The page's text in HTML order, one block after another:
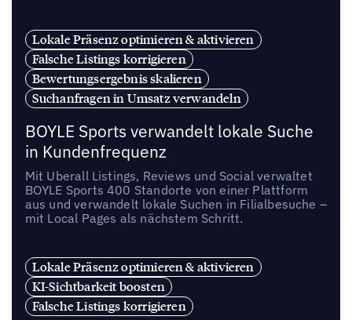
Lokale Präsenz optimieren & aktivieren
Falsche Listings korrigieren
Bewertungsergebnis skalieren
Suchanfragen in Umsatz verwandeln
BOYLE Sports verwandelt lokale Suche
in Kundenfrequenz
Mit Uberall Listings, Reviews und Social verwaltet
BOYLE Sports 400 Standorte von einer Plattform
aus und verwandelt lokale Suchen in Filialbesuche –
mit Local Pages als nächstem Schritt.
Lokale Präsenz optimieren & aktivieren
KI-Sichtbarkeit boosten
Falsche Listings korrigieren